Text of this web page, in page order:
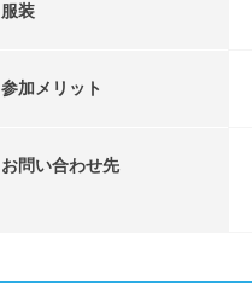
服装
参加メリット
お問い合わせ先